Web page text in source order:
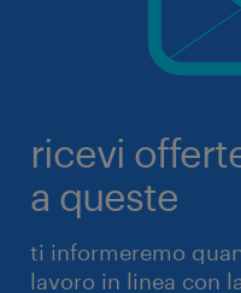
ricevi
a queste
ti informeremo
lavoro in linea con